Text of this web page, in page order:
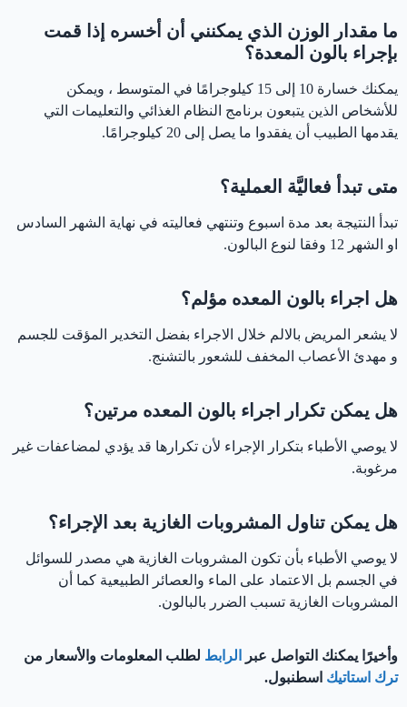
ما مقدار الوزن الذي يمكنني أن أخسره إذا قمت
بإجراء بالون المعدة؟
يمكنك خسارة 10 إلى 15 كيلوجرامًا في المتوسط ​​، ويمكن
للأشخاص الذين يتبعون برنامج النظام الغذائي والتعليمات التي
يقدمها الطبيب أن يفقدوا ما يصل إلى 20 كيلوجرامًا.
متى تبدأ فعاليَّة العملية؟
تبدأ النتيجة بعد مدة اسبوع وتنتهي فعاليته في نهاية الشهر السادس
او الشهر 12 وفقا لنوع البالون.
هل اجراء بالون المعده مؤلم؟
لا يشعر المريض بالالم خلال الاجراء بفضل التخدير المؤقت للجسم
و مهدئ الأعصاب المخفف للشعور بالتشنج.
هل يمكن تكرار اجراء بالون المعده مرتين؟
لا يوصي الأطباء بتكرار الإجراء لأن تكرارها قد يؤدي لمضاعفات غير
مرغوبة.
هل يمكن تناول المشروبات الغازية بعد الإجراء؟
لا يوصي الأطباء بأن تكون المشروبات الغازية هي مصدر للسوائل
في الجسم بل الاعتماد على الماء والعصائر الطبيعية كما أن
المشروبات الغازية تسبب الضرر بالبالون.
وأخيرًا يمكنك التواصل عبر الرابط لطلب المعلومات والأسعار من
ترك استاتيك اسطنبول.